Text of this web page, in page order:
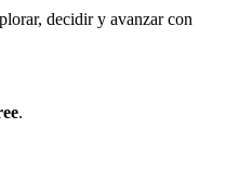
decidir y avanzar con
.